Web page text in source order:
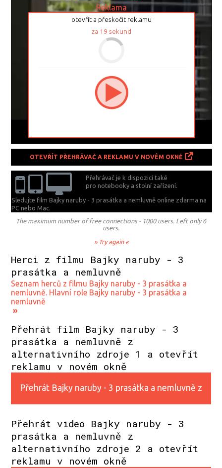
Reklama
otevřít a přeskočit reklamu
za 18 sekund
OTEVŘÍT PŘEHRÁVAČ A REKLAMU V NOVÉM OKNĚ
Přehrávač je k dispozici také
pro notebooky a stolní zařízení.
Sledujte film Bajky naruby - 3 prasátka a nemluvně online zdarma na
PC nebo Mac.
The maximum number of free connections - 1000 users. Left only 6
users.
» Try again «
Herci z filmu Bajky naruby - 3
prasátka a nemluvně
Seznam herců z filmu Bajky naruby - 3 prasátka a
nemluvně. Hlavní role Bajky naruby - 3 prasátka a
nemluvně
»
Přehrát film Bajky naruby - 3
prasátka a nemluvně z
alternativního zdroje 1 a otevřít
reklamu v novém okně
Přehrát Bajky naruby - 3 prasátka a nemluvně z
Přehrát video Bajky naruby - 3
prasátka a nemluvně z
alternativního zdroje 2 a otevřít
reklamu v novém okně